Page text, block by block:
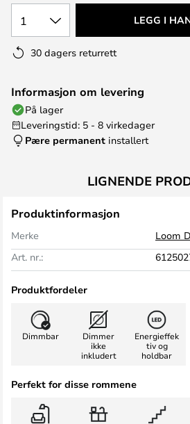
1 LEGG I
30 dagers returrett
Informasjon om levering
På lager
Leveringstid: 5 - 8 virkedager
Pære permanent installert
LIGNENDE
Produktinformasjon
Merke
Loom
Art. nr.:
Produktfordeler
Dimmbar
Dimmer
ikke
inkludert
Energieffek
tiv og
holdbar
Perfekt for disse rommene